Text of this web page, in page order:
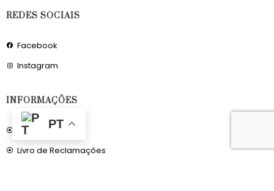
REDES SOCIAIS
Facebook
Instagram
INFORMAÇÕES
Sobre Nós
Livro de Reclamações
PT